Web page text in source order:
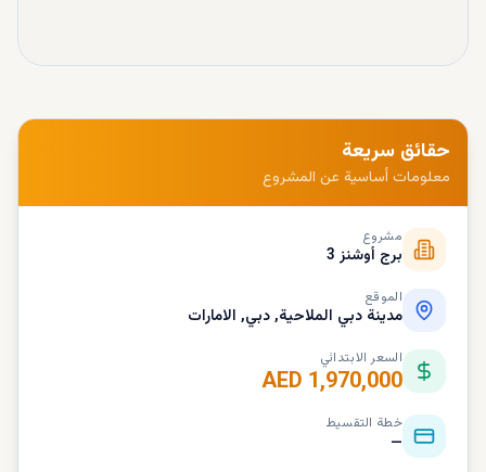
حقائق سريعة
معلومات أساسية عن المشروع
مشروع
برج أوشنز 3
الموقع
مدينة دبي الملاحية, دبي, الامارات
السعر الابتدائي
AED 1,970,000
خطة التقسيط
—